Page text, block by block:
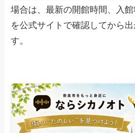
場合は、最新の開館時間、入
を公式サイトで確認してから
す。